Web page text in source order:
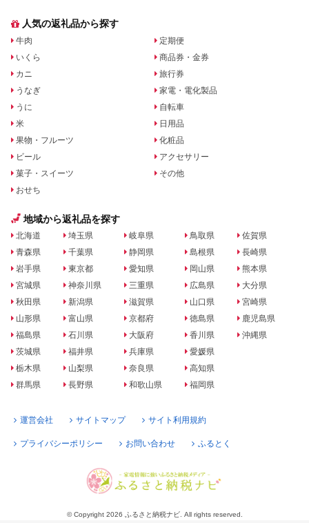
人気の返礼品から探す
牛肉
いくら
カニ
うなぎ
うに
米
果物・フルーツ
ビール
菓子・スイーツ
おせち
定期便
商品券・金券
旅行券
家電・電化製品
自転車
日用品
化粧品
アクセサリー
その他
地域から返礼品を探す
北海道
青森県
岩手県
宮城県
秋田県
山形県
福島県
茨城県
栃木県
群馬県
埼玉県
千葉県
東京都
神奈川県
新潟県
富山県
石川県
福井県
山梨県
長野県
岐阜県
静岡県
愛知県
三重県
滋賀県
京都府
大阪府
兵庫県
奈良県
和歌山県
鳥取県
島根県
岡山県
広島県
山口県
徳島県
香川県
愛媛県
高知県
福岡県
佐賀県
長崎県
熊本県
大分県
宮崎県
鹿児島県
沖縄県
運営会社 サイトマップ サイト利用規約
プライバシーポリシー お問い合わせ ふるとく
© Copyright 2026 ふるさと納税ナビ. All rights reserved.